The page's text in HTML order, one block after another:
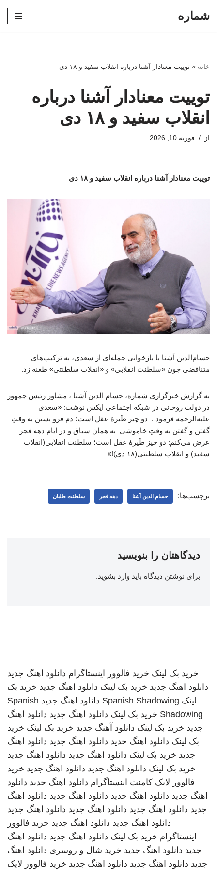
شماره
خانه » توییت معنادار آشنا درباره انقلاب سفید و ۱۸ دی
توییت معنادار آشنا درباره
انقلاب سفید و ۱۸ دی
از فوریه 10, 2026
توییت معنادار آشنا درباره انقلاب سفید و ۱۸ دی
حسام‌الدین آشنا با بازخوانی جمله‌ای از سعدی، به ترکیب‌های
متناقضی چون «سلطنت انقلابی» و «انقلاب سلطنتی» طعنه زد.
به گزارش خبرگزاری شماره، حسام الدین آشنا ، مشاور رئیس جمهور
در دولت روحانی در شبکه اجتماعی ایکس نوشت: «سعدی
علیه‌الرحمه فرمود : دو چیز طَیرهٔ عقل است؛ دم فرو بستن به وقتِ
گفتن و گفتن به وقتِ خاموشی به همان سیاق و در ایام دهه فجر
عرض می‌کنم: دو چیز طَیرهٔ عقل است؛ سلطنت انقلابی(انقلاب
سفید) و انقلاب سلطنتی(۱۸ دی)!»
برچسب‌ها: حسام‌ الدین آشنا دهه فجر سلطنت طلبان
دیدگاهتان را بنویسید
برای نوشتن دیدگاه باید وارد بشوید.
خرید بک لینک خرید فالوور اینستاگرام دانلود اهنگ جدید
دانلود اهنگ جدید خرید بک لینک دانلود اهنگ جدید خرید بک
لینک Spanish Shadowing دانلود اهنگ جدید Spanish
Shadowing خرید بک لینک دانلود اهنگ جدید دانلود اهنگ
جدید خرید بک لینک دانلود آهنگ جدید خرید بک لینک خرید
بک لینک دانلود اهنگ جدید دانلود اهنگ جدید دانلود اهنگ
جدید خرید بک لینک دانلود اهنگ جدید دانلود اهنگ جدید
خرید بک لینک دانلود اهنگ جدید دانلود اهنگ جدید خرید
فالوور لایک کامنت اینستاگرام دانلود اهنگ جدید دانلود
اهنگ جدید دانلود اهنگ جدید دانلود اهنگ جدید دانلود اهنگ
جدید دانلود اهنگ جدید دانلود اهنگ جدید دانلود اهنگ جدید
دانلود اهنگ جدید دانلود اهنگ جدید خرید فالوور
اینستاگرام خرید بک لینک دانلود اهنگ جدید دانلود اهنگ
جدید دانلود اهنگ جدید خرید شال و روسری دانلود اهنگ
جدید دانلود اهنگ جدید دانلود اهنگ جدید خرید فالوور لایک